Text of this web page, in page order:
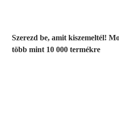
Szerezd be, amit kiszemeltél!
több mint 10 000 termékre